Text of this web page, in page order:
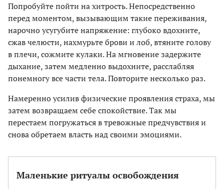
Попробуйте пойти на хитрость. Непосредственно
перед моментом, вызывающим такие переживания,
нарочно усугубите напряжение: глубоко вдохните,
сжав челюсти, нахмурьте брови и лоб, втяните голову
в плечи, сожмите кулаки. На мгновение задержите
дыхание, затем медленно выдохните, расслабляя
понемногу все части тела. Повторите несколько раз.
Намеренно усилив физические проявления страха, мы
затем возвращаем себе спокойствие. Так мы
перестаем погружаться в тревожные предчувствия и
снова обретаем власть над своими эмоциями.
Маленькие ритуалы освобождения